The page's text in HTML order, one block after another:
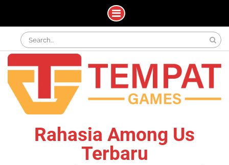
content
for:
Rahasia Among Us
Terbaru